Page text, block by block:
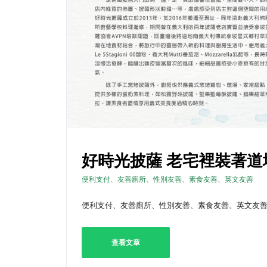
好時光披薩 老宅裡裝著
便利支付、友善廁所、性別友善、素食友善、英文友善
便利支付、友善廁所、性別友善、素食友善、英文友善
查看文章